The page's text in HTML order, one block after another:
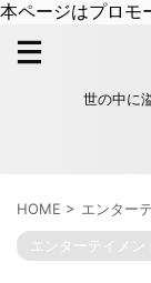
本ページはプロモ
世の中に
HOME > エンター
エンターテイメン